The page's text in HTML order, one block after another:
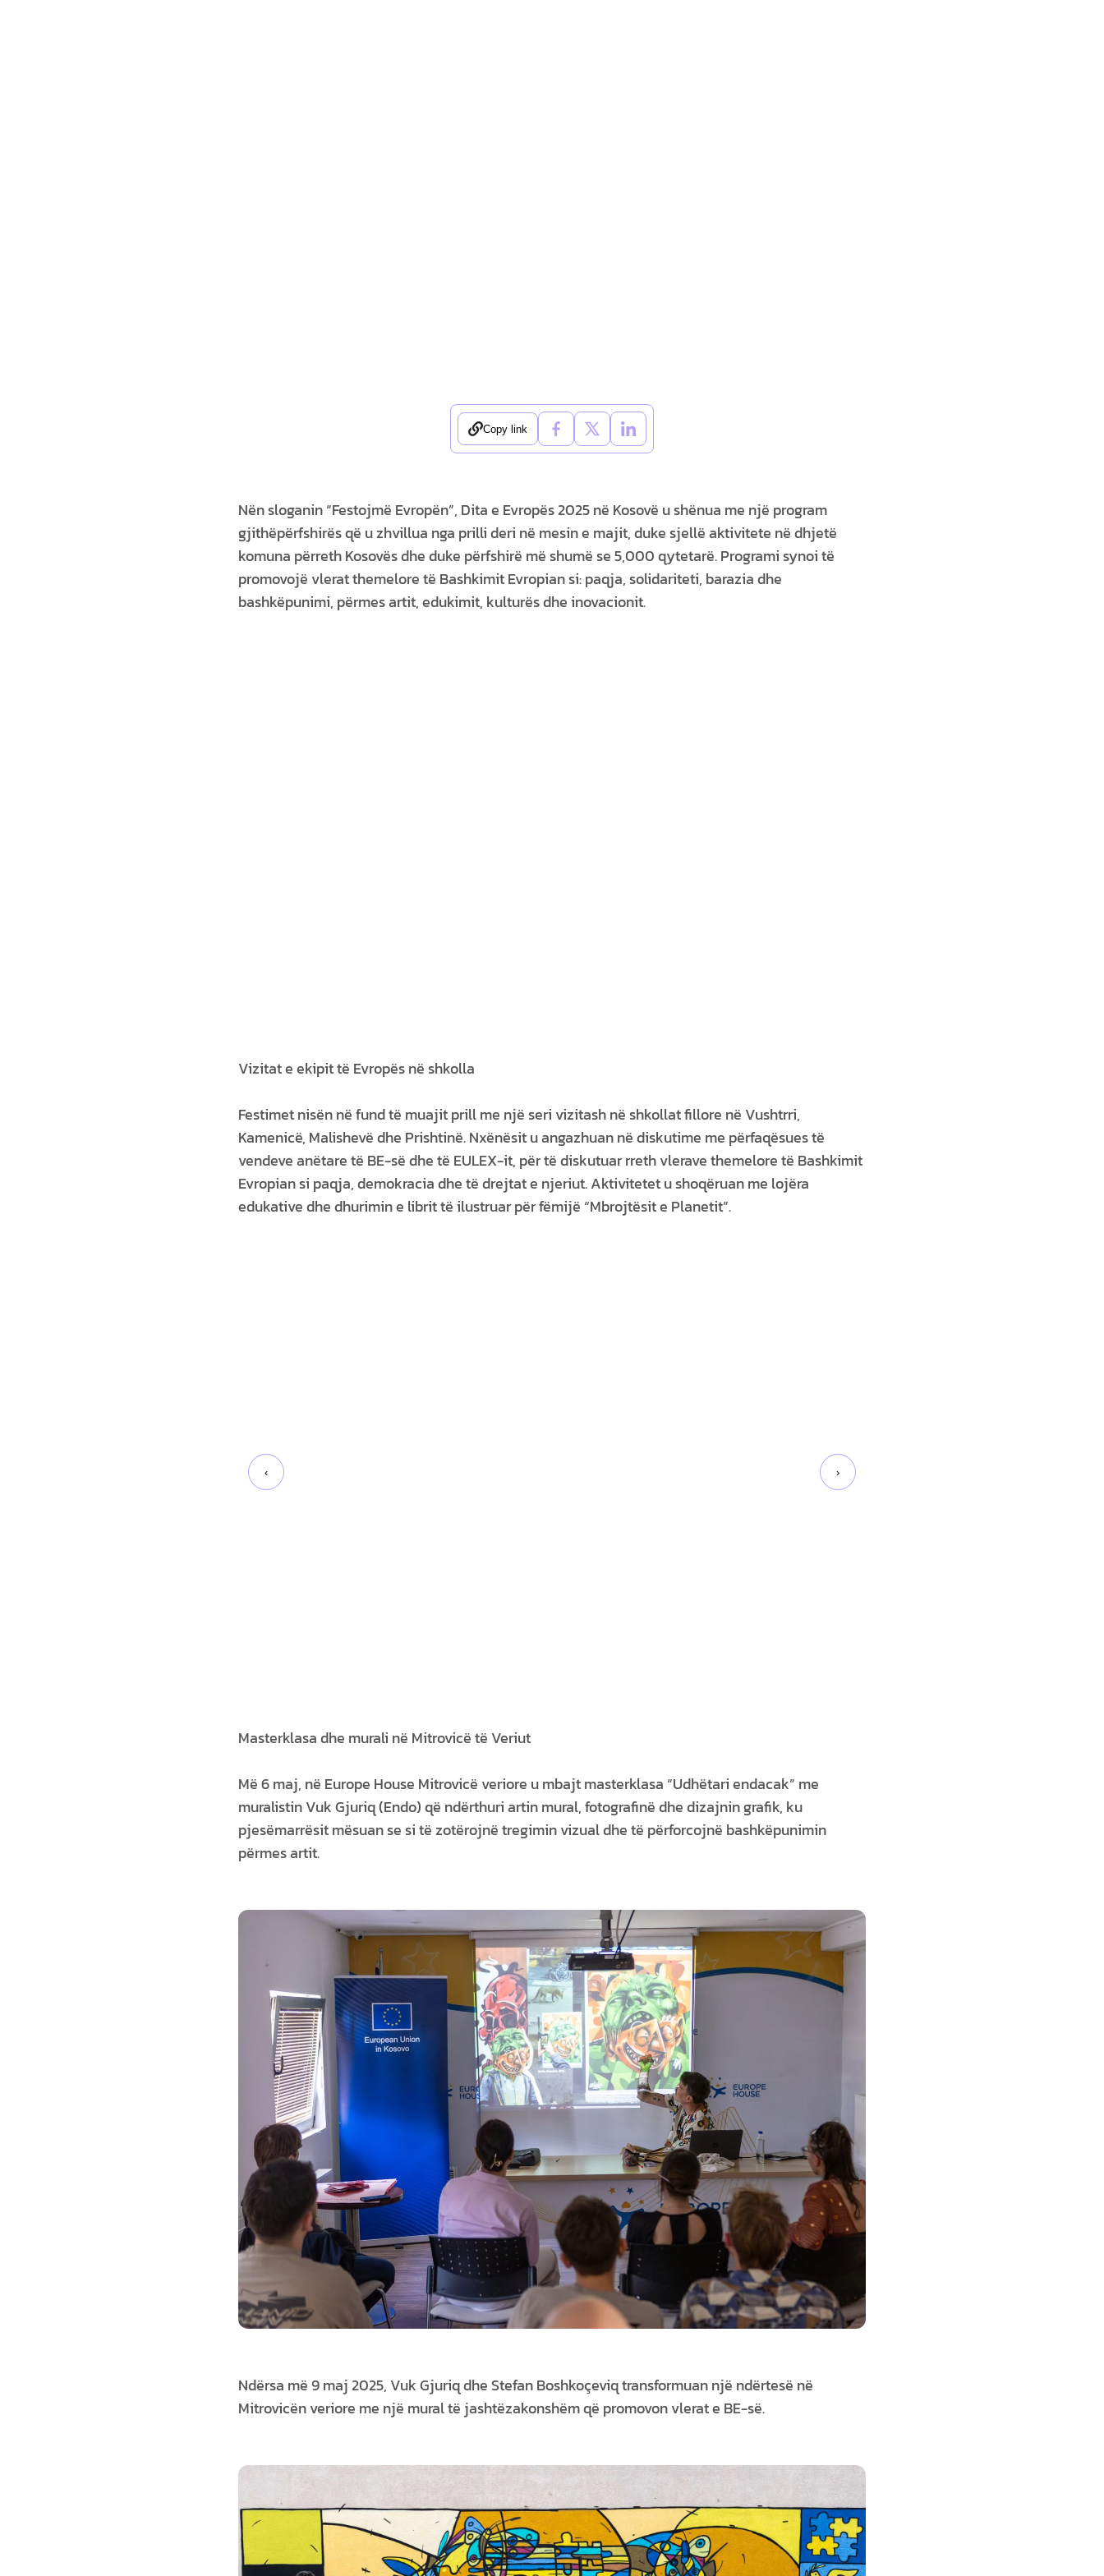
Copy link
Nën sloganin “Festojmë Evropën”, Dita e Evropës 2025 në Kosovë u shënua me një program
gjithëpërfshirës që u zhvillua nga prilli deri në mesin e majit, duke sjellë aktivitete në dhjetë
komuna përreth Kosovës dhe duke përfshirë më shumë se 5,000 qytetarë. Programi synoi të
promovojë vlerat themelore të Bashkimit Evropian si: paqja, solidariteti, barazia dhe
bashkëpunimi, përmes artit, edukimit, kulturës dhe inovacionit.
Vizitat e ekipit të Evropës në shkolla
Festimet nisën në fund të muajit prill me një seri vizitash në shkollat fillore në Vushtrri,
Kamenicë, Malishevë dhe Prishtinë. Nxënësit u angazhuan në diskutime me përfaqësues të
vendeve anëtare të BE-së dhe të EULEX-it, për të diskutuar rreth vlerave themelore të Bashkimit
Evropian si paqja, demokracia dhe të drejtat e njeriut. Aktivitetet u shoqëruan me lojëra
edukative dhe dhurimin e librit të ilustruar për fëmijë “Mbrojtësit e Planetit”.
‹ ›
Masterklasa dhe murali në Mitrovicë të Veriut
Më 6 maj, në Europe House Mitrovicë veriore u mbajt masterklasa “Udhëtari endacak” me
muralistin Vuk Gjuriq (Endo) që ndërthuri artin mural, fotografinë dhe dizajnin grafik, ku
pjesëmarrësit mësuan se si të zotërojnë tregimin vizual dhe të përforcojnë bashkëpunimin
përmes artit.
Ndërsa më 9 maj 2025, Vuk Gjuriq dhe Stefan Boshkoçeviq transformuan një ndërtesë në
Mitrovicën veriore me një mural të jashtëzakonshëm që promovon vlerat e BE-së.